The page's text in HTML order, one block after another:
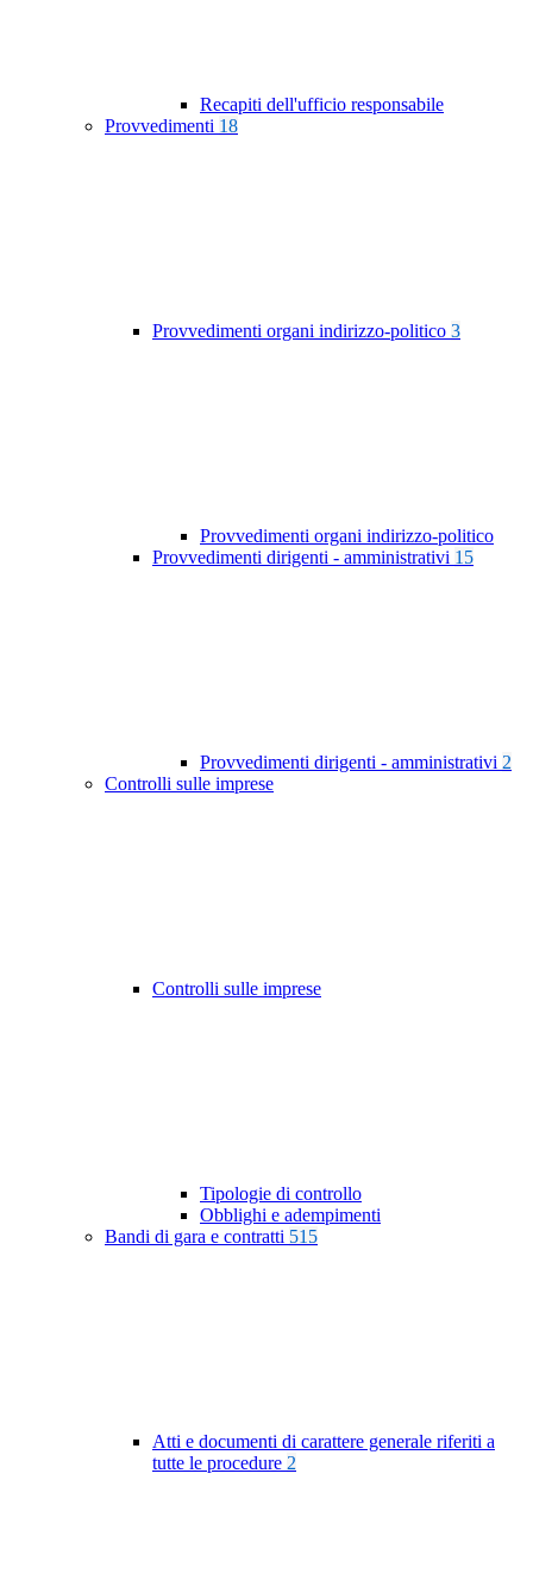
Recapiti dell'ufficio responsabile
Provvedimenti 18
Provvedimenti organi indirizzo-politico 3
Provvedimenti organi indirizzo-politico
Provvedimenti dirigenti - amministrativi 15
Provvedimenti dirigenti - amministrativi 2
Controlli sulle imprese
Controlli sulle imprese
Tipologie di controllo
Obblighi e adempimenti
Bandi di gara e contratti 515
Atti e documenti di carattere generale riferiti a
tutte le procedure 2